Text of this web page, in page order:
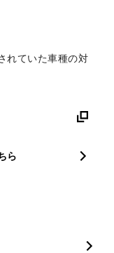
れていた車種の対
ら